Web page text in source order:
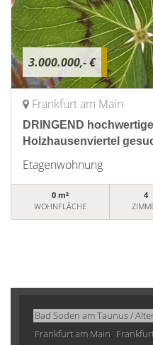
3.000.000,- €
Frankfurt am Main
DRINGEND
Holzhausenviertel
Etagenwohnung
0 m²
WOHNFLÄCHE
4
Bad Soden am Taunus /
Frankfurt am Main